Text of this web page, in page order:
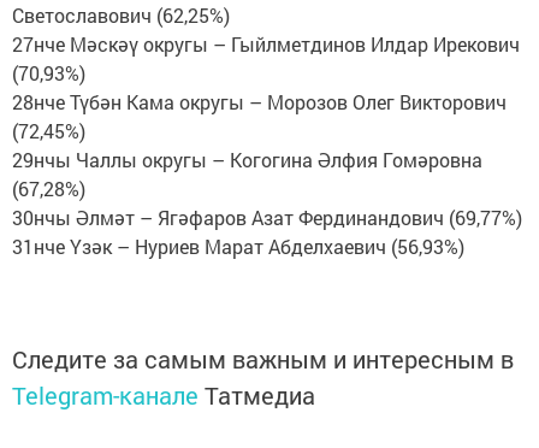
Светославович (62,25%)
27нче Мәскәү округы – Гыйлметдинов Илдар Ирекович
(70,93%)
28нче Түбән Кама округы – Морозов Олег Викторович
(72,45%)
29нчы Чаллы округы – Когогина Әлфия Гомәровна
(67,28%)
30нчы Әлмәт – Ягәфаров Азат Фердинандович (69,77%)
31нче Үзәк – Нуриев Марат Абделхаевич (56,93%)
Следите за самым важным и интересным в
Telegram-канале Татмедиа